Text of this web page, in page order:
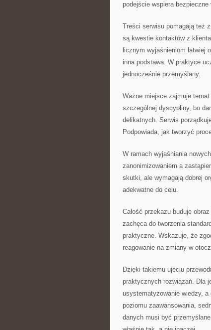
podejście wspiera bezpieczne
Treści serwisu pomagają też
są kwestie kontaktów z
licznym wyjaśnieniom
inna podstawa. W praktyce
jednocześnie przemyślany.
Ważne miejsce zajmuje
szczególnej dyscypliny, bo
delikatnych. Serwis
Podpowiada, jak tworzyć
W ramach wyjaśniania
zanonimizowaniem a
skutki, ale wymagają dobrej
adekwatne do celu.
Całość przekazu buduje
zachęca do tworzenia
praktyczne. Wskazuje, że
reagowanie na zmiany w
Dzięki takiemu ujęciu
praktycznych rozwiązań. Dla
usystematyzowanie wiedzy,
poziomu zaawansowania,
danych musi być